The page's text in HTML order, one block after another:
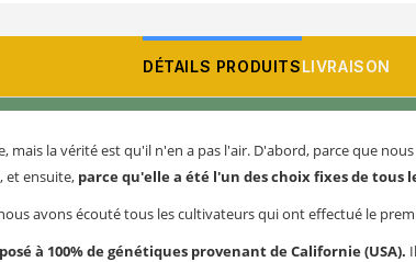
DÉTAILS PRODUITSLIVRAISON
la vérité est qu'il n'en a pas l'air. D'abord, parce que
et ensuite, parce qu'elle a été l'un des choix fixes de tous
avons écouté tous les cultivateurs qui ont effectué le
à 100% de génétiques provenant de Californie (USA).